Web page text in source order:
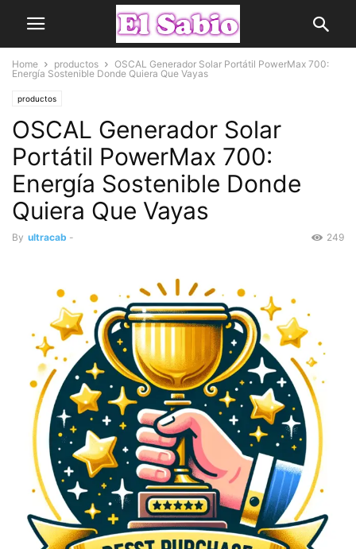
Home productos
OSCAL Generador Solar Portátil PowerMax 700:
Energía Sostenible Donde Quiera Que Vayas
productos
OSCAL Generador Solar
Portátil PowerMax 700:
Energía Sostenible Donde
Quiera Que Vayas
By ultracab - 249